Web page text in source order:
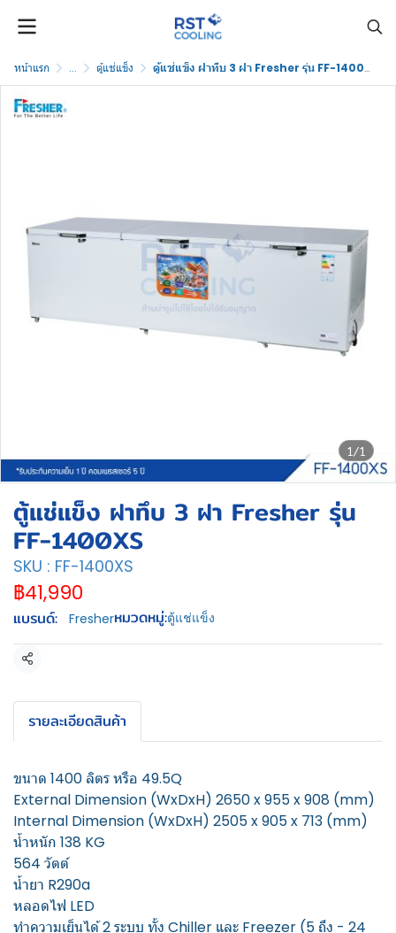
หน้าแรก ... ตู้แช่แข็ง ตู้แช่แข็ง ฝาทึบ 3 ฝา Fresher รุ่น FF-1400XS
1/1
ตู้แช่แข็ง ฝาทึบ 3 ฝา Fresher รุ่น
FF-1400XS
SKU : FF-1400XS
฿41,990
แบรนด์: Fresherหมวดหมู่:ตู้แช่แข็ง
แชร์
รายละเอียดสินค้า
ขนาด 1400 ลิตร หรือ 49.5Q
External Dimension (WxDxH) 2650 x 955 x 908 (mm)
Internal Dimension (WxDxH) 2505 x 905 x 713 (mm)
น้ำหนัก 138 KG
564 วัตต์
น้ำยา R290a
หลอดไฟ LED
ทำความเย็นได้ 2 ระบบ ทั้ง Chiller และ Freezer (5 ถึง - 24